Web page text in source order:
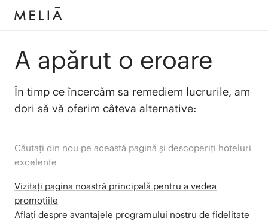
A apărut o eroare
În timp ce încercăm sa remediem lucrurile, am
dori să vă oferim câteva alternative:
Căutați din nou pe această pagină și descoperiți hoteluri
excelente
Vizitați pagina noastră principală pentru a vedea
promoțiile
Aflați despre avantajele programului nostru de fidelitate